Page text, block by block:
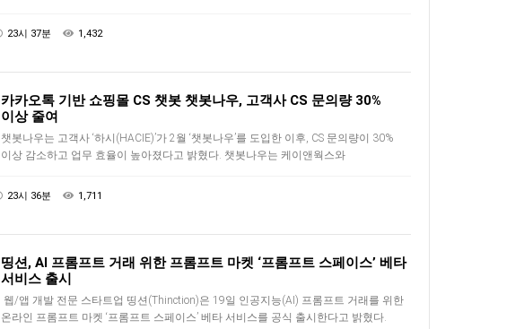
어려운…
23시 37분 1,432
카카오톡 기반 쇼핑몰 CS 챗봇 챗봇나우, 고객사 CS 문의량 30%
이상 줄여
챗봇나우는 고객사 ‘하시(HACIE)’가 2월 ‘챗봇나우’를 도입한 이후, CS 문의량이 30%
이상 감소하고 업무 효율이 높아졌다고 밝혔다. 챗봇나우는 케이앤웍스와
23시 36분 1,711
띵션, AI 프롬프트 거래 위한 프롬프트 마켓 ‘프롬프트 스페이스’ 베타
서비스 출시
웹/앱 개발 전문 스타트업 띵션(Thinction)은 19일 인공지능(AI) 프롬프트 거래를 위한
온라인 프롬프트 마켓 ‘프롬프트 스페이스’ 베타 서비스를 공식 출시한다고 밝혔다.